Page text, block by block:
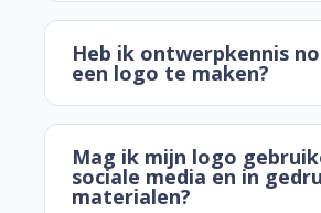
Heb ik ontwerpkennis
een logo te maken?
Mag ik mijn logo
sociale media en in
materialen?